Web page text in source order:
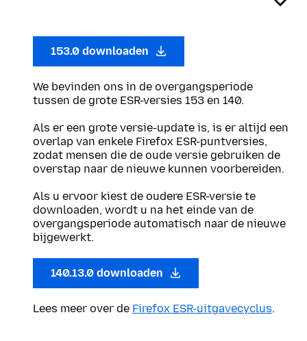
153.0 downloaden
We bevinden ons in de overgangsperiode
tussen de grote ESR-versies 153 en 140.
Als er een grote versie-update is, is er altijd een
overlap van enkele Firefox ESR-puntversies,
zodat mensen die de oude versie gebruiken de
overstap naar de nieuwe kunnen voorbereiden.
Als u ervoor kiest de oudere ESR-versie te
downloaden, wordt u na het einde van de
overgangsperiode automatisch naar de nieuwe
bijgewerkt.
140.13.0 downloaden
Lees meer over de Firefox ESR-uitgavecyclus.